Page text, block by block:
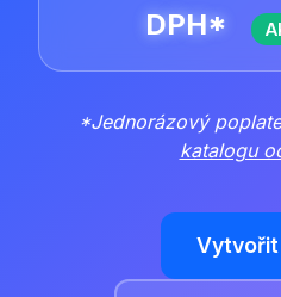
DPH*
*Jednorázový
katalogu